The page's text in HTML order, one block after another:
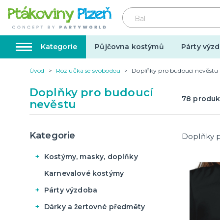
Kategorie Půjčovna kostýmů Párty
Kostýmy, masky, doplňky
Kostýmy do páru
Karneval
Valentýn
Dárky pro muže
Svatba
Úvod Rozlučka se svobodou Doplňky pro budoucí nevěstu
Doplňky pro budoucí
nevěstu
78
Kategorie
Kostýmy, masky, doplňky
Kostýmy do páru
Karneval
kostýmy
Halloween
Karnevalové kostýmy
Párty výzdoba
Narozeninové oslavy
Dárky a žertovné předměty
Doplňky